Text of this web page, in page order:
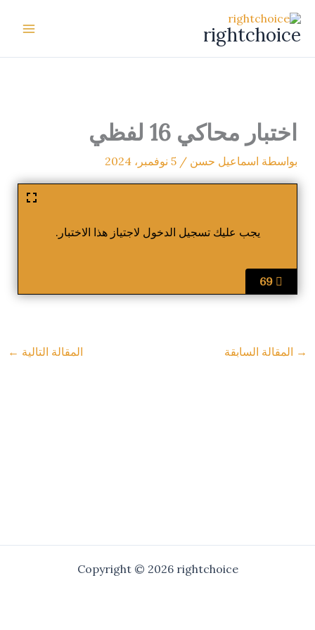
إلى
المحتوى
rightchoice
اختبار محاكي 16 لفظي
بواسطة اسماعيل حسن / 5 نوفمبر، 2024
يجب عليك تسجيل الدخول لاجتياز هذا الاختبار.
→ المقالة السابقة المقالة التالية ←
Copyright © 2026 rightchoice